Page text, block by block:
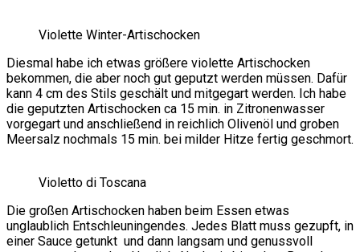
Violette Winter-Artischocken
Diesmal habe ich etwas größere violette Artischocken
bekommen, die aber noch gut geputzt werden müssen. Dafür
kann 4 cm des Stils geschält und mitgegart werden. Ich habe
die geputzten Artischocken ca 15 min. in Zitronenwasser
vorgegart und anschließend in reichlich Olivenöl und groben
Meersalz nochmals 15 min. bei milder Hitze fertig geschmort.
Violetto di Toscana
Die großen Artischocken haben beim Essen etwas
unglaublich Entschleuningendes. Jedes Blatt muss gezupft, in
einer Sauce getunkt und dann langsam und genussvoll